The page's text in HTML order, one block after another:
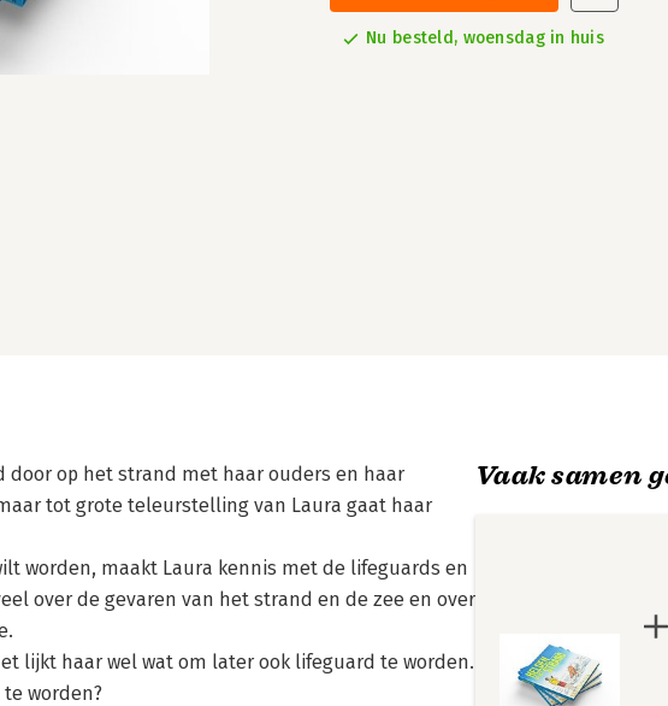
Nu besteld, woensdag in huis
door op het strand met haar ouders en haar
tot grote teleurstelling van Laura gaat haar
worden, maakt Laura kennis met de lifeguards en
over de gevaren van het strand en de zee en over
lijkt haar wel wat om later ook lifeguard te worden.
worden?
Vaak samen